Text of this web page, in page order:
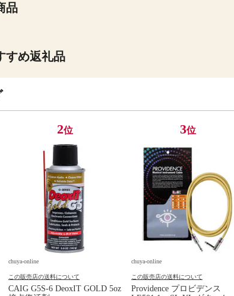
品
すめ返礼品
2位
chuya-online
この販売店の送料について
CAIG G5S-6 DeoxIT GOLD 5oz
3位
chuya-online
この販売店の送料について
Providence プロビデンス